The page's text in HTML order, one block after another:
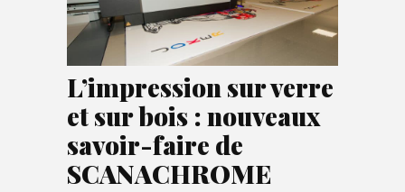
L’impression sur verre
et sur bois : nouveaux
savoir-faire de
SCANACHROME